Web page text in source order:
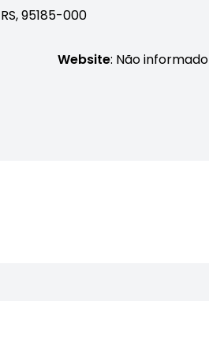
95185-000
Website: Não informado